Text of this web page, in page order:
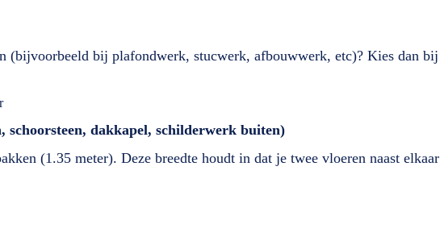
(bijvoorbeeld bij plafondwerk, stucwerk, afbouwwerk, etc)? Kies dan bij
schoorsteen, dakkapel, schilderwerk buiten)
(1.35 meter). Deze breedte houdt in dat je twee vloeren naast elkaar